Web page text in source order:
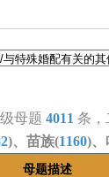
母题 4011 条
)、苗族(1160)、
母题描述